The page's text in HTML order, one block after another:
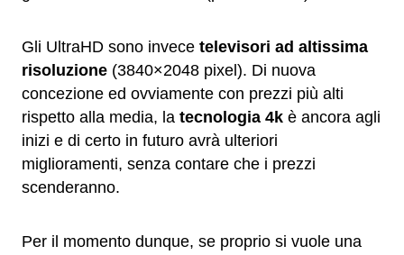
Gli UltraHD sono invece televisori ad altissima
risoluzione (3840×2048 pixel). Di nuova
concezione ed ovviamente con prezzi più alti
rispetto alla media, la tecnologia 4k è ancora agli
inizi e di certo in futuro avrà ulteriori
miglioramenti, senza contare che i prezzi
scenderanno.
Per il momento dunque, se proprio si vuole una